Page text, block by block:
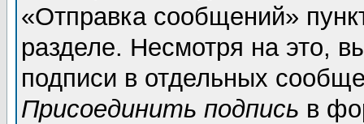
«Отправка сообщений»
разделе. Несмотря на это,
подписи в отдельных
Присоединить подпись в